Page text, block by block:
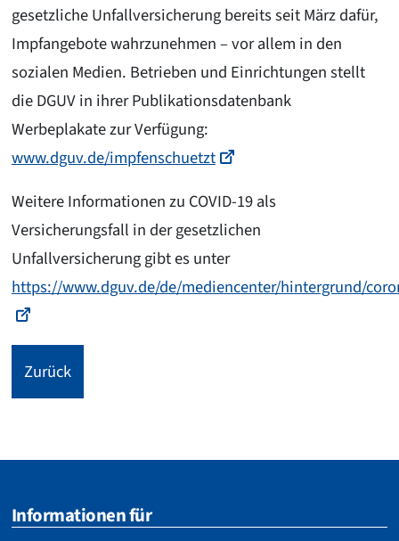
gesetzliche Unfallversicherung bereits seit März dafür,
Impfangebote wahrzunehmen – vor allem in den
sozialen Medien. Betrieben und Einrichtungen stellt
die DGUV in ihrer Publikationsdatenbank
Werbeplakate zur Verfügung:
www.dguv.de/impfenschuetzt
Weitere Informationen zu COVID-19 als
Versicherungsfall in der gesetzlichen
Unfallversicherung gibt es unter
https://www.dguv.de/de/mediencenter/hintergrund/
Zurück
Informationen für